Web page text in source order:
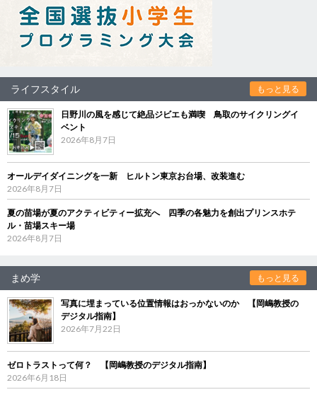
ライフスタイル もっと見る
日野川の風を感じて絶品ジビエも満喫 鳥取のサイクリングイ
ベント
2026年8月7日
オールデイダイニングを一新 ヒルトン東京お台場、改装進む
2026年8月7日
夏の苗場が夏のアクティビティー拡充へ 四季の各魅力を創出プリンスホテ
ル・苗場スキー場
2026年8月7日
まめ学 もっと見る
写真に埋まっている位置情報はおっかないのか 【岡嶋教授の
デジタル指南】
2026年7月22日
ゼロトラストって何？ 【岡嶋教授のデジタル指南】
2026年6月18日